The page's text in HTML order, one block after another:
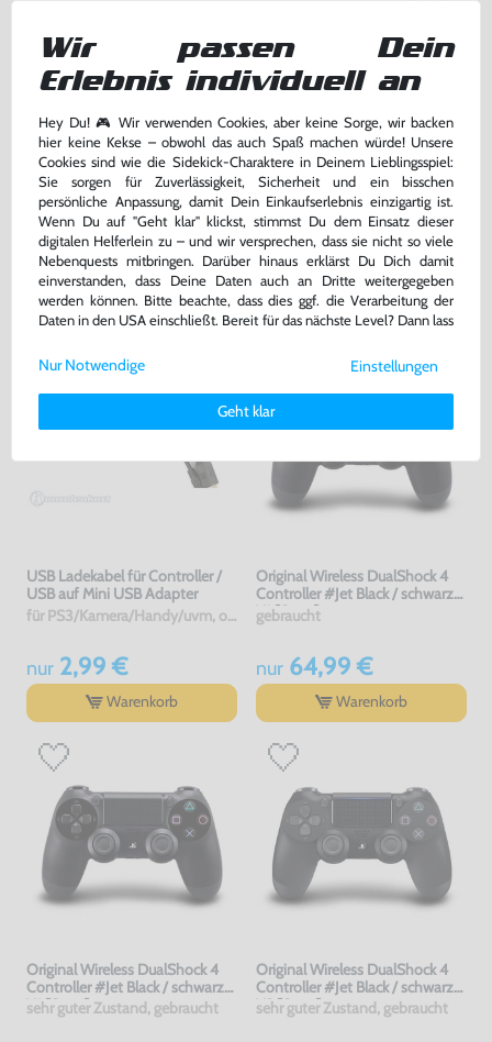
USB auf Micro USB Adapter
[Dritthersteller]
gebraucht
-57% bisher 6,99 €
jetzt nur2,99 €
Warenkorb
USB Ladekabel für Controller /
USB auf Mini USB Adapter
-60% bisher 5,99 €
jetzt nur2,39 €
Warenkorb
USB Ladekabel für Controller /
USB auf Mini USB Adapter
für PS3/Kamera/Handy/uvm, ohne OVP, NEU
nur2,99 €
Warenkorb
Original Wireless DualShock 4
Controller #Jet Black / schwarz
V1 [Sony]
gebraucht
nur64,99 €
Warenkorb
Original Wireless DualShock 4
Controller #Jet Black / schwarz
V1 [Sony]
sehr guter Zustand, gebraucht
Original Wireless DualShock 4
Controller #Jet Black / schwarz
V2 [Sony]
sehr guter Zustand, gebraucht
Wir passen Dein
Erlebnis individuell an
Hey Du! 🎮 Wir verwenden Cookies, aber keine Sorge, wir backen
hier keine Kekse – obwohl das auch Spaß machen würde! Unsere
Cookies sind wie die Sidekick-Charaktere in Deinem Lieblingsspiel:
Sie sorgen für Zuverlässigkeit, Sicherheit und ein bisschen
persönliche Anpassung, damit Dein Einkaufserlebnis einzigartig ist.
Wenn Du auf "Geht klar" klickst, stimmst Du dem Einsatz dieser
digitalen Helferlein zu – und wir versprechen, dass sie nicht so viele
Nebenquests mitbringen. Darüber hinaus erklärst Du Dich damit
einverstanden, dass Deine Daten auch an Dritte weitergegeben
werden können. Bitte beachte, dass dies ggf. die Verarbeitung der
Daten in den USA einschließt. Bereit für das nächste Level? Dann lass
Weitere Informationen zu den von uns verwendeten Cookies und
Deinen Rechten als Nutzer findest Du in unsererDaten­schutz­
Impressum.
Einstellungen
Geht klar
Nur Notwendige